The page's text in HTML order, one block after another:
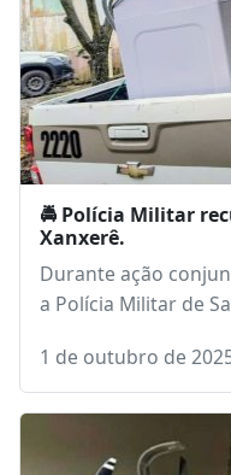
🚔 Polícia Militar
Xanxerê.
Durante ação
a Polícia Militar de
1 de outubro de